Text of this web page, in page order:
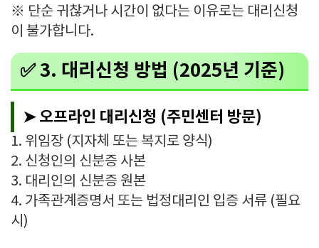
※ 단순 귀찮거나 시간이 없다는 이유로는 대리신청
이 불가합니다.
✅ 3. 대리신청 방법 (2025년 기준)
➤ 오프라인 대리신청 (주민센터 방문)
1. 위임장 (지자체 또는 복지로 양식)
2. 신청인의 신분증 사본
3. 대리인의 신분증 원본
4. 가족관계증명서 또는 법정대리인 입증 서류 (필요
시)